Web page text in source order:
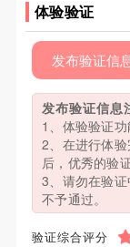
体验验证
发布验证信
发布验证信息
1、体验验证功
2、在进行体
后，优秀的验
3、请勿在验
不予通过。
验证综合评分